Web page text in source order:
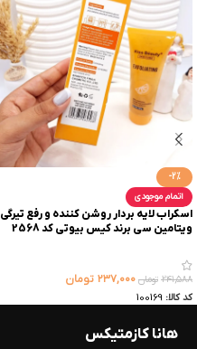
-2%
اتمام موجودی
اسکراب لایه بردار روشن کننده و رفع تیرگی
ویتامین سی برند کیس بیوتی کد 2568
۲۴۱,۵۸۸ تومان ۲۳۷,۰۰۰ تومان
کد کالا: 100169
هانا کازمتیکس